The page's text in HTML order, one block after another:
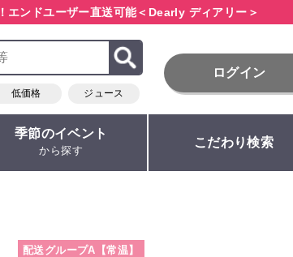
エンドユーザー直送可能＜Dearly ディアリー＞
低価格 ジュース
ログイン
季節のイベント
から探す
こだわり検索
配送グループA【常温】